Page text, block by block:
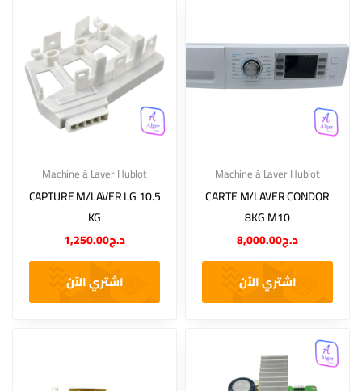
Machine à Laver Hublot
CAPTURE M/LAVER LG 10.5
KG
د.ج1,250.00
اشتري الآن
Machine à Laver Hublot
CARTE M/LAVER CONDOR
8KG M10
د.ج8,000.00
اشتري الآن